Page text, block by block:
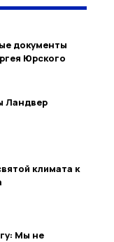
документы
Юрского
Ландвер
климата к
Мы не